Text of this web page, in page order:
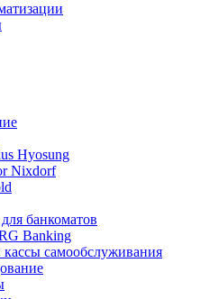
Hyosung
Nixdorf
банкоматов
Banking
самообслуживания